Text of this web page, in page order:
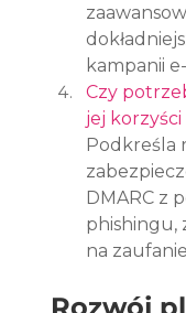
kampanii
Czy
jej
Podkreśla
DMARC z
phishingu,
na